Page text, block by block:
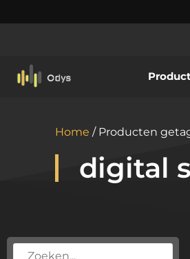
Home / Producten
digital